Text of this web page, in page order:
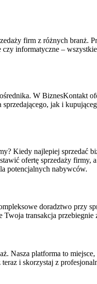
firm z różnych branż.
informatyczne –
W BiznesKontakt
jak i
Kiedy najlepiej
ofertę sprzedaży firmy,
potencjalnych nabywców.
doradztwo przy
transakcja
Nasza platforma to
i skorzystaj z